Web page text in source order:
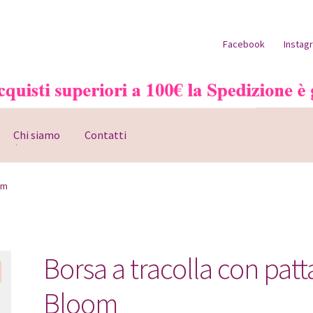
Facebook
Chi siamo Contatti
account
Borsa a tracolla con
Bloom